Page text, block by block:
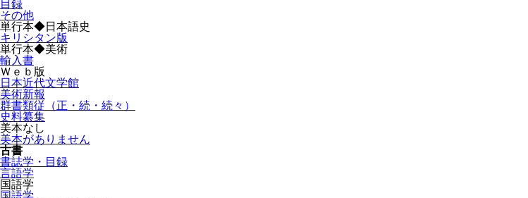
目録
その他
単行本◆日本語史
キリシタン版
単行本◆美術
輸入書
Ｗｅｂ版
日本近代文学館
美術新報
群書類従（正・続・続々）
史料纂集
美本なし
美本がありません
古書
書誌学・目録
言語学
国語学
国語学